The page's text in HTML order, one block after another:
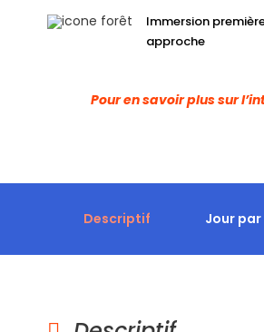
Immersion
approche
Pour en savoir plus sur
Descriptif Jour